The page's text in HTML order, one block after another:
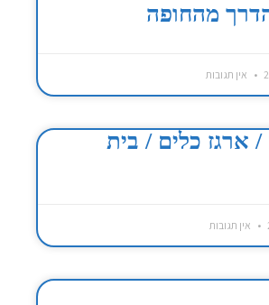
מהחופה
אין תגובות
ארגז כלים / בית
אין תגובות